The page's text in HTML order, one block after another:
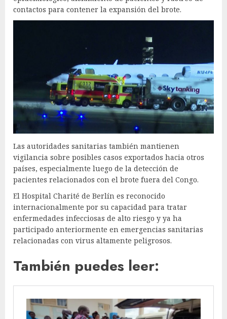
contactos para contener la expansión del brote.
Las autoridades sanitarias también mantienen
vigilancia sobre posibles casos exportados hacia otros
países, especialmente luego de la detección de
pacientes relacionados con el brote fuera del Congo.
El Hospital Charité de Berlín es reconocido
internacionalmente por su capacidad para tratar
enfermedades infecciosas de alto riesgo y ya ha
participado anteriormente en emergencias sanitarias
relacionadas con virus altamente peligrosos.
También puedes leer: